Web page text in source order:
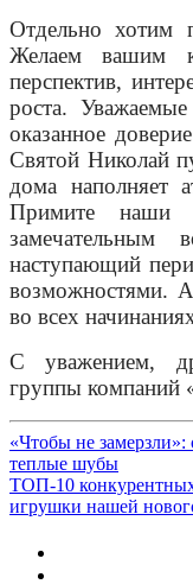
Отдельно хотим
Желаем вашим
перспектив,
роста.
оказанное
Святой Николай
дома наполняет
Примите наши
замечательным
наступающий
возможностями.
во всех
С уважением,
группы компаний
«Чтобы не замерзли»:
теплые шубы
ТОП-10
игрушки нашей